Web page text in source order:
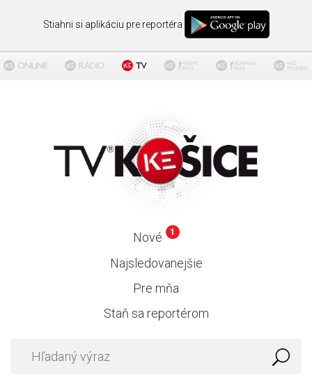
Stiahni si aplikáciu pre reportéra
Nové 1
Najsledovanejšie
Pre mňa
Staň sa reportérom